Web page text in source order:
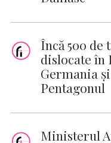
Încă 500 de
dislocate în
Germania
Pentagonul
Ministerul